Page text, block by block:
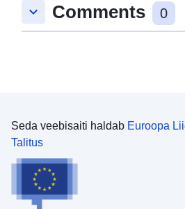
keyboard_arrow_down Comments 0
Seda veebisaiti haldab Euroopa
Talitus